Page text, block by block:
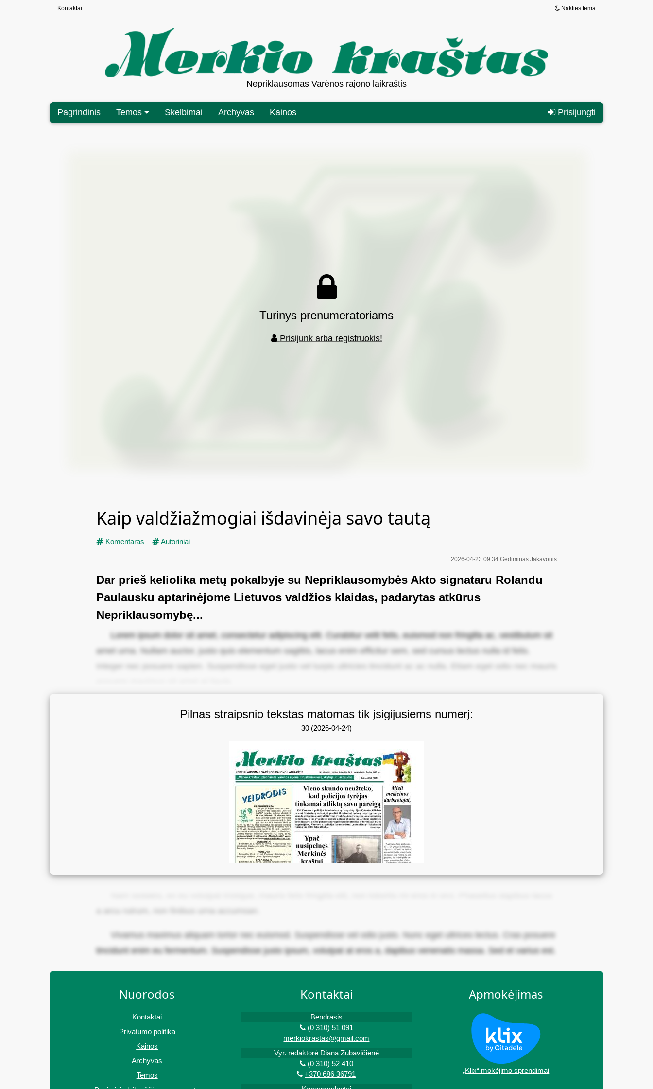
Nakties tema
Kontaktai
Nepriklausomas Varėnos rajono laikraštis
Prisijungti
Pagrindinis Temos Skelbimai Archyvas Kainos
Turinys prenumeratoriams
Prisijunk arba registruokis!
Kaip valdžiažmogiai išdavinėja savo tautą
Komentaras Autoriniai
2026-04-23 09:34 Gediminas Jakavonis
Dar prieš keliolika metų pokalbyje su Nepriklausomybės Akto signataru Rolandu
Paulausku aptarinėjome Lietuvos valdžios klaidas, padarytas atkūrus
Nepriklausomybę...
Lorem ipsum dolor sit amet, consectetur adipiscing elit. Curabitur velit felis, euismod non fringilla ac, vestibulum sit
amet urna. Nullam auctor, justo quis elementum sagittis, lacus enim efficitur sem, sed cursus lectus nulla id felis.
Pilnas straipsnio tekstas matomas tik įsigijusiems numerį:
30 (2026-04-24)
Vivamus maximus aliquam tortor nec euismod. Suspendisse vel odio justo. Nunc eget ultrices lectus. Cras posuere
tincidunt enim eu fermentum. Suspendisse justo ipsum, volutpat at eros a, dapibus venenatis massa. Sed et varius est.
Nuorodos
Kontaktai
Privatumo politika
Kainos
Archyvas
Temos
Kontaktai
Bendrasis
(0 310) 51 091
merkiokrastas@gmail.com
Vyr. redaktorė Diana Zubavičienė
(0 310) 52 410
+370 686 36791
Apmokėjimas
„Klix“ mokėjimo sprendimai